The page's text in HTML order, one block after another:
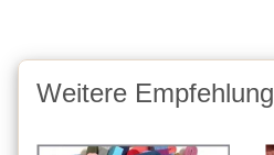
Weitere